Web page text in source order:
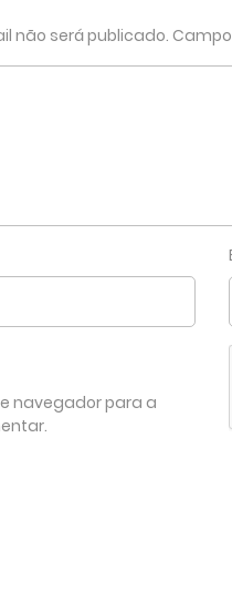
não será publicado.
navegador para a